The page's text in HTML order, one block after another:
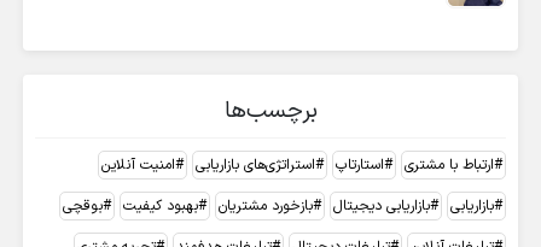
برچسب‌ها
ارتباط با مشتری استارتاپ استراتژی‌های بازاریابی
امنیت آنلاین
بازاریابی
بازاریابی دیجیتال بازخورد مشتریان بهبود کیفیت
بوقچی